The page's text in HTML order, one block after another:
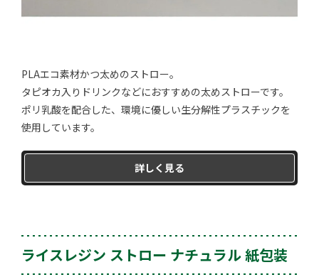
PLAエコ素材かつ太めのストロー。
タピオカ入りドリンクなどにおすすめの太めストローです。
ポリ乳酸を配合した、環境に優しい生分解性プラスチックを
使用しています。
詳しく見る
ライスレジン ストロー ナチュラル 紙包装